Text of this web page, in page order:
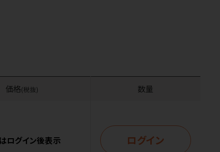
価格(税抜) 数量
ログイン後表示 ログイン